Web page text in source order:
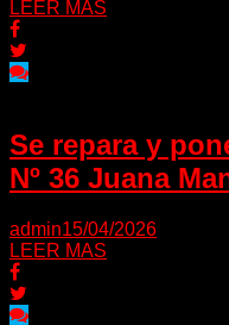
LEER MAS
Se repara y
Nº 36 Juana
admin15/04/2026
LEER MAS